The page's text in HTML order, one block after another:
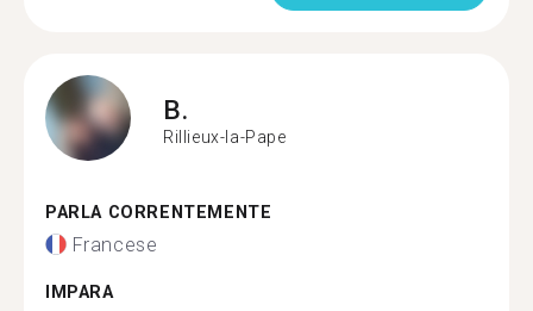
B.
Rillieux-la-Pape
PARLA CORRENTEMENTE
Francese
IMPARA